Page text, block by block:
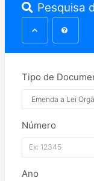
Pesquisa
Tipo de
Número
Ano